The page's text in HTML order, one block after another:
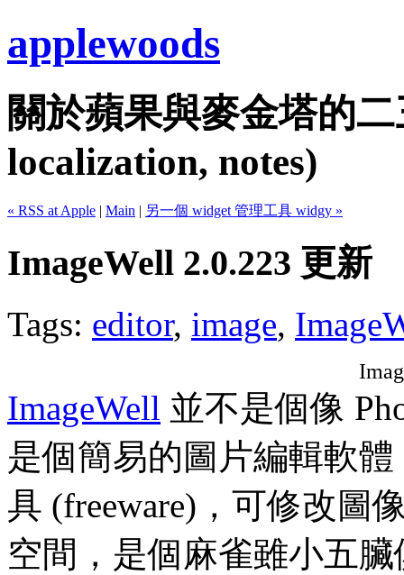
applewoods
關於蘋果與麥金塔的
localization, notes)
« RSS at Apple | Main | 另一個 widget 管理工具 widgy »
ImageWell 2.0.223 更新
Tags: editor, image,
ImageWell 並不是個像
是個簡易的圖片編輯軟
具 (freeware)，可修改圖
空間，是個麻雀雖小五